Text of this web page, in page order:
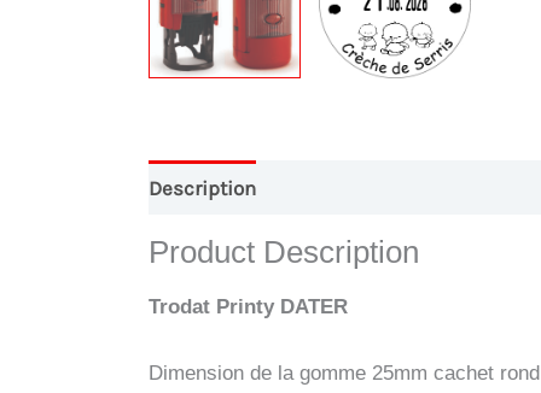
Description
Product Description
Trodat Printy DATER
Dimension de la gomme 25mm cachet rond